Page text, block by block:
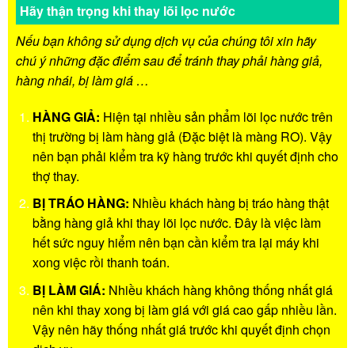
Hãy thận trọng khi thay lõi lọc nước
Nếu bạn không sử dụng dịch vụ của chúng tôi xin hãy
chú ý những đặc điểm sau để tránh thay phải hàng giả,
hàng nhái, bị làm giá …
HÀNG GIẢ: Hiện tại nhiều sản phẩm lõi lọc nước trên
thị trường bị làm hàng giả (Đặc biệt là màng RO). Vậy
nên bạn phải kiểm tra kỹ hàng trước khi quyết định cho
thợ thay.
BỊ TRÁO HÀNG: Nhiều khách hàng bị tráo hàng thật
bằng hàng giả khi thay lõi lọc nước. Đây là việc làm
hết sức nguy hiểm nên bạn cần kiểm tra lại máy khi
xong việc rồi thanh toán.
BỊ LÀM GIÁ: Nhiều khách hàng không thống nhất giá
nên khi thay xong bị làm giá với giá cao gấp nhiều lần.
Vậy nên hãy thống nhất giá trước khi quyết định chọn